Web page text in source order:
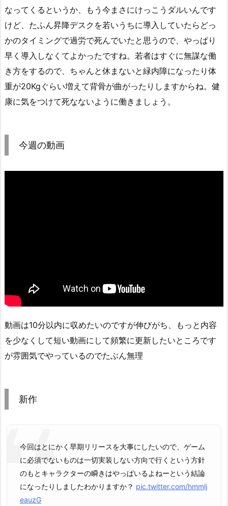
なってくるというか、もう今まさにけっこうダルいんです
けど、たふん昇降デスクを若いうちに導入していたらどっ
かのタイミングで過労で死んでいたと思うので、やっぱり
早く導入しなくてよかったですね。若者はすぐに無謀な働
き方をするので、ちゃんと休まないと緑内障になったり体
重が20Kgぐらい増えて背骨が曲がったりしますからね。健
康に気をつけて死なないように働きましょう。
今週の動画
動画は10分以内に収めたいのですが伸びがち、もっと内容
を少なくして短い動画にして頻繁に更新したいところです
が雰囲気でやっているのでたぶん無理
新作
今回はとにかく早期リリースを大事にしたいので、ゲーム
に必須でないものは一切実装しない方向で行くという方針
のもとキャラクターの瞬きはやっぱいるよねーという結論
になったりしましたわかりますか？ pic.twitter.com/hmmlj
eauzG